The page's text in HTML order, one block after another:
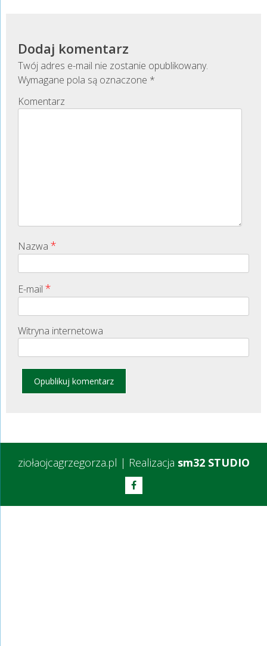
Dodaj komentarz
Twój adres e-mail nie zostanie opublikowany.
Wymagane pola są oznaczone *
Komentarz
Nazwa *
E-mail *
Witryna internetowa
ziołaojcagrzegorza.pl | Realizacja sm32 STUDIO